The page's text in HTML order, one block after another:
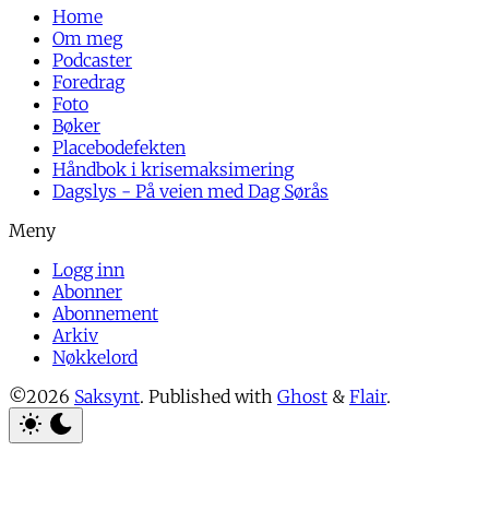
Home
Om meg
Podcaster
Foredrag
Foto
Bøker
Placebodefekten
Håndbok i krisemaksimering
Dagslys - På veien med Dag Sørås
Logg inn
Abonner
Abonnement
Arkiv
Nøkkelord
©2026 Saksynt. Published with Ghost & Flair.